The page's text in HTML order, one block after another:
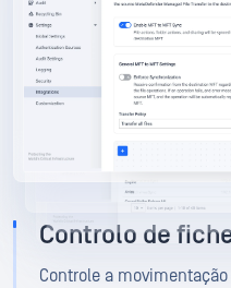
Controlo de
Controle a